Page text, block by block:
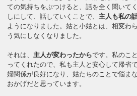
ての気持ちをぶつけると、話を全く聞いて
しにして、話していくことで、 主人も私の
ようになりました。姑と小姑とは、相変わ
う気にしなくなりました。
それは、主人が変わったからです。私のこ
ってくれたので、私も主人と安心して帰省
婦関係が良好になり、姑たちのことで悩ま
おかげだと思っています。